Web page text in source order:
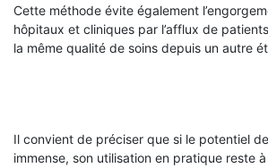
Cette méthode évite également
hôpitaux et cliniques par l’afflux de
la même qualité de soins depuis un autre
Il convient de préciser que si le potentiel
immense, son utilisation en pratique reste